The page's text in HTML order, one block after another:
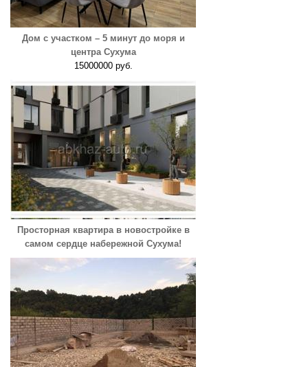
Дом с участком – 5 минут до моря и
центра Сухума
15000000 руб.
Просторная квартира в новостройке в
самом сердце набережной Сухума!